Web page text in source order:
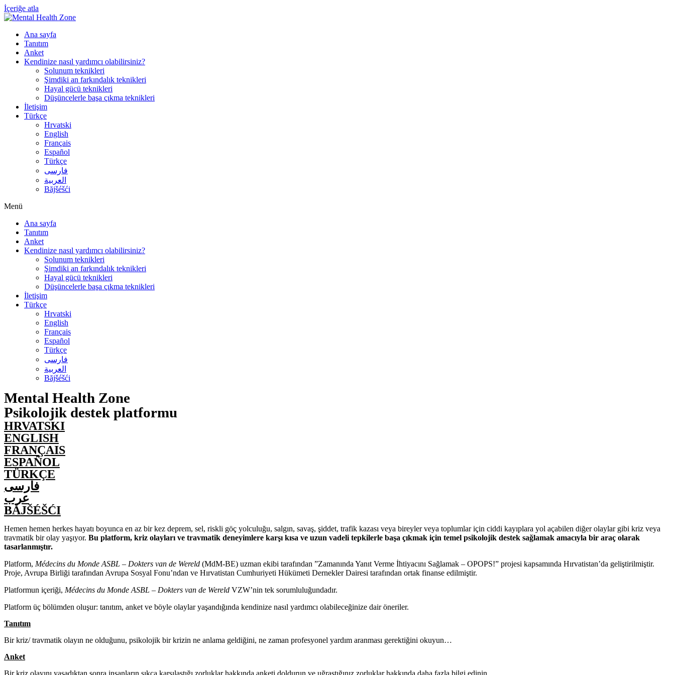
İçeriğe atla
Ana sayfa
Tanıtım
Anket
Kendinize nasıl yardımcı olabilirsiniz?
Solunum teknikleri
Şimdiki an farkındalık teknikleri
Hayal gücü teknikleri
Düşüncelerle başa çıkma teknikleri
İletişim
Türkçe
Hrvatski
English
Français
Español
Türkçe
فارسی
العربية
Băjšéšći
Menü
Ana sayfa
Tanıtım
Anket
Kendinize nasıl yardımcı olabilirsiniz?
Solunum teknikleri
Şimdiki an farkındalık teknikleri
Hayal gücü teknikleri
Düşüncelerle başa çıkma teknikleri
İletişim
Türkçe
Hrvatski
English
Français
Español
Türkçe
فارسی
العربية
Băjšéšći
Mental Health Zone
Psikolojik destek platformu
HRVATSKI
ENGLISH
FRANÇAIS
ESPAÑOL
TÜRKÇE
فارسی
عرب
BĂJŠÉŠĆI
Hemen hemen herkes hayatı boyunca en az bir kez deprem, sel, riskli göç yolculuğu, salgın, savaş, şiddet, trafik kazası veya bireyler veya toplumlar için ciddi kayıplara yol açabilen diğer olaylar gibi kriz veya
travmatik bir olay yaşıyor. Bu platform, kriz olayları ve travmatik deneyimlere karşı kısa ve uzun vadeli tepkilerle başa çıkmak için temel psikolojik destek sağlamak amacıyla bir araç olarak
tasarlanmıştır.
Platform, Médecins du Monde ASBL – Dokters van de Wereld (MdM-BE) uzman ekibi tarafından ”Zamanında Yanıt Verme İhtiyacını Sağlamak – OPOPS!” projesi kapsamında Hırvatistan’da geliştirilmiştir.
Proje, Avrupa Birliği tarafından Avrupa Sosyal Fonu’ndan ve Hırvatistan Cumhuriyeti Hükümeti Dernekler Dairesi tarafından ortak finanse edilmiştir.
Platformun içeriği, Médecins du Monde ASBL – Dokters van de Wereld VZW’nin tek sorumluluğundadır.
Platform üç bölümden oluşur: tanıtım, anket ve böyle olaylar yaşandığında kendinize nasıl yardımcı olabileceğinize dair öneriler.
Tanıtım
Bir kriz/ travmatik olayın ne olduğunu, psikolojik bir krizin ne anlama geldiğini, ne zaman profesyonel yardım aranması gerektiğini okuyun…
Anket
Bir kriz olayını yaşadıktan sonra insanların sıkça karşılaştığı zorluklar hakkında anketi doldurun ve uğraştığınız zorluklar hakkında daha fazla bilgi edinin.